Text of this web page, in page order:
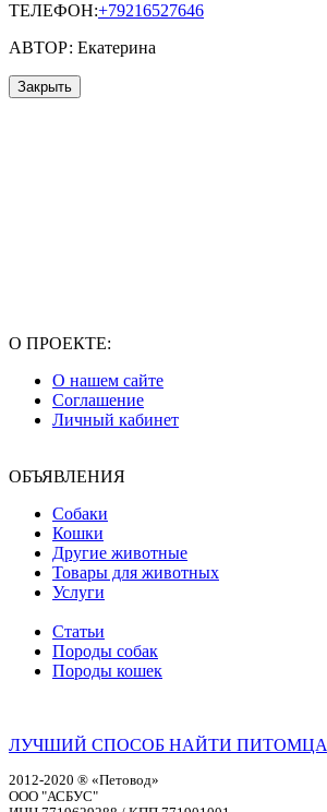
ТЕЛЕФОН:+79216527646
АВТОР: Екатерина
Закрыть
О ПРОЕКТЕ:
О нашем сайте
Соглашение
Личный кабинет
ОБЪЯВЛЕНИЯ
Собаки
Кошки
Другие животные
Товары для животных
Услуги
Статьи
Породы собак
Породы кошек
ЛУЧШИЙ СПОСОБ НАЙТИ ПИТОМЦА
2012-2020 ® «Петовод»
ООО "АСБУС"